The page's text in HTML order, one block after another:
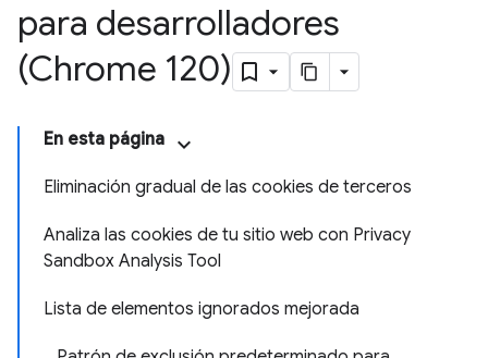
para desarrolladores
(Chrome 120)
En esta página
Eliminación gradual de las cookies de terceros
Analiza las cookies de tu sitio web con Privacy
Sandbox Analysis Tool
Lista de elementos ignorados mejorada